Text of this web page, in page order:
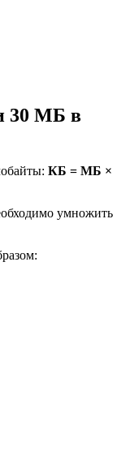
30 МБ в
КБ = МБ ×
умножить